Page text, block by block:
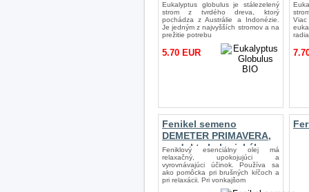
Eukalyptus globulus je stálezelený
strom z tvrdého dreva, ktorý
pochádza z Austrálie a Indonézie.
Je jedným z najvyšších stromov a na
prežitie potrebu
5.70 EUR
Viac
Fenikel semeno
DEMETER PRIMAVERA,
produkt ekologického
poľnohospodárstva
Feniklový esenciálny olej má
relaxačný, upokojujúci a
vyrovnávajúci účinok. Používa sa
ako pomôcka pri brušných kŕčoch a
pri relaxácii. Pri vonkajšom